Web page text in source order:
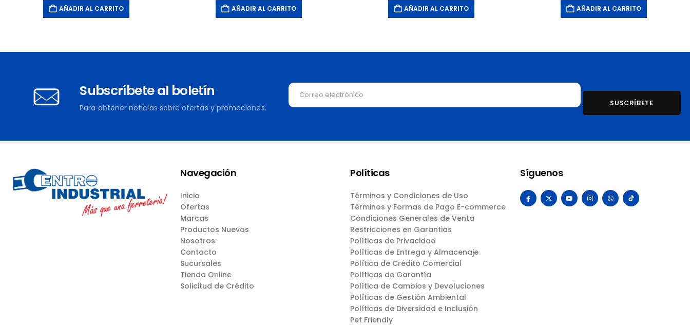
AÑADIR AL CARRITO AÑADIR AL CARRITO AÑADIR AL CARRITO AÑADIR AL CARRITO
Subscríbete al boletín
Para obtener noticias sobre ofertas y promociones.
Navegación
Inicio
Ofertas
Marcas
Productos Nuevos
Nosotros
Contacto
Sucursales
Tienda Online
Solicitud de Crédito
Políticas
Términos y Condiciones de Uso
Términos y Formas de Pago E-commerce
Condiciones Generales de Venta
Restricciones en Garantias
Políticas de Privacidad
Políticas de Entrega y Almacenaje
Política de Crédito Comercial
Políticas de Garantía
Política de Cambios y Devoluciones
Políticas de Gestión Ambiental
Políticas de Diversidad e Inclusión
Pet Friendly
Síguenos